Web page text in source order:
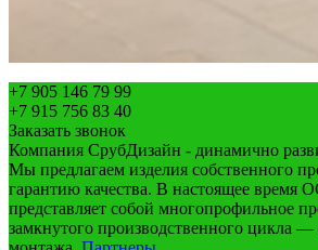
+7 905 146 79 99
+7 915 756 83 40
Заказать звонок
Компания СрубДизайн - динамично
Мы предлагаем изделия собственного
гарантию качества. В настоящее время
представляет собой многопрофильное
замкнутого производственного цикла —